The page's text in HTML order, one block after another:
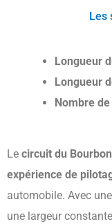
Les
Longueur
Longueur
Nombre
Le circuit du
expérience de
automobile. Avec
une largeur